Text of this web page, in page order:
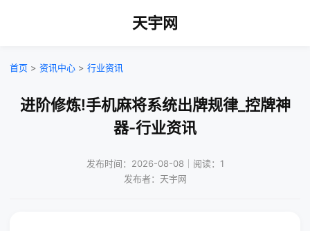
天宇网
首页 > 资讯中心 > 行业资讯
进阶修炼!手机麻将系统出牌规律_控牌神
器-行业资讯
发布时间：2026-08-08｜阅读：1
发布者：天宇网